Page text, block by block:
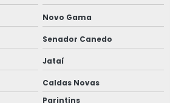
Novo Gama
Senador Canedo
Jataí
Caldas Novas
Parintins